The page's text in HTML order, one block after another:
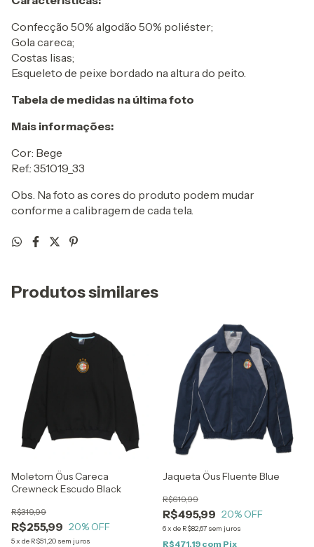
Confecção 50% algodão 50% poliéster;
Gola careca;
Costas lisas;
Esqueleto de peixe bordado na altura do peito.
Tabela de medidas na última foto
Mais informações:
Cor: Bege
Ref.: 351019_33
Obs. Na foto as cores do produto podem mudar
conforme a calibragem de cada tela.
Produtos similares
Moletom Öus Careca
Crewneck Escudo Black
R$255,99
R$319,99
20% OFF
5x de R$51,20 sem juros
Jaqueta Öus Fluente Blue
R$495,99
R$619,99
20% OFF
6x de R$82,67 sem juros
R$471,19 com Pix